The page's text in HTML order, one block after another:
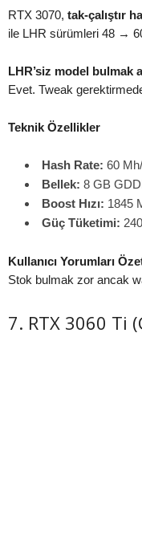
RTX 3070, tak-çalıştır
ile LHR sürümleri 48 →
LHR’siz model bulmak
Evet. Tweak
Teknik Özellikler
Hash Rate: 60
Bellek: 8 GB
Boost Hızı: 1845
Güç Tüketimi:
Kullanıcı Yorumları
Stok bulmak zor ancak
7. RTX 3060 Ti